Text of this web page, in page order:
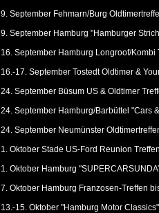
9. September Fehmarn/Burg
9. September Hamburg "Hamburger
16. September Hamburg Longroof/
16.-17. September Tostedt Oldtimer &
24. September Büsum US & Oldtimer
24. September Hamburg/Barbüttel "Cars
24. September Neumünster
1. Oktober Stade US-Ford Reunion
1. Oktober Hamburg
7. Oktober Hamburg Franzosen-Treffen
13.-15. Oktober "Hamburg Motor